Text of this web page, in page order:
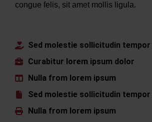
congue felis, sit amet mollis ligula.
Sed molestie sollicitudin tempor
Curabitur lorem ipsum dolor
Nulla from lorem ipsum
Sed molestie sollicitudin tempor
Nulla from lorem ipsum